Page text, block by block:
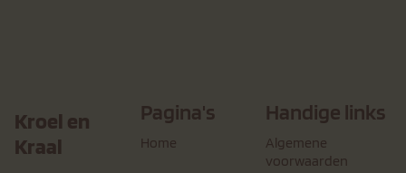
Kroel en
Kraal
Pagina's
Home
Handige links
Algemene
voorwaarden